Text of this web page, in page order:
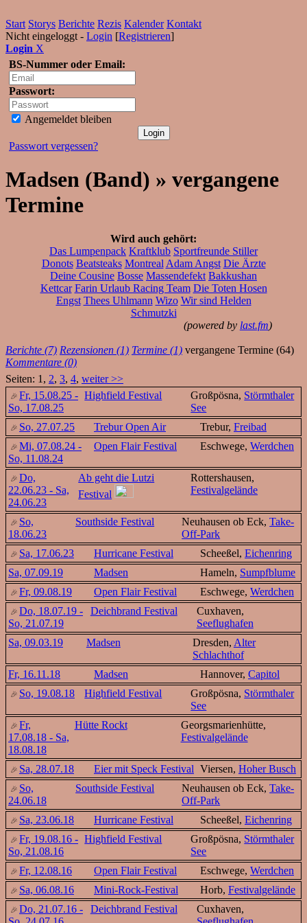
Start Storys Berichte Rezis Kalender Kontakt
Nicht eingeloggt - Login [Registrieren]
Login X
BS-Nummer oder Email:
Passwort:
Angemeldet bleiben
Passwort vergessen?
Madsen (Band) » vergangene
Termine
Wird auch gehört:
Das Lumpenpack Kraftklub Sportfreunde Stiller
Donots Beatsteaks Montreal Adam Angst Die Ärzte
Deine Cousine Bosse Massendefekt Bakkushan
Kettcar Farin Urlaub Racing Team Die Toten Hosen
Engst Thees Uhlmann Wizo Wir sind Helden
Schmutzki
(powered by last.fm)
Berichte (7) Rezensionen (1) Termine (1) vergangene Termine (64)
Kommentare (0)
Seiten: 1, 2, 3, 4, weiter >>
Fr, 15.08.25 -
So, 17.08.25
Highfield Festival Großpösna, Störmthaler
See
So, 27.07.25
Trebur Open Air Trebur, Freibad
Mi, 07.08.24 -
So, 11.08.24
Open Flair Festival Eschwege, Werdchen
Do,
22.06.23 - Sa,
24.06.23
Ab geht die Lutzi
Festival
Rottershausen,
Festivalgelände
So,
18.06.23
Southside Festival Neuhausen ob Eck,Take-
Off-Park
Sa, 17.06.23
Hurricane Festival Scheeßel, Eichenring
Sa, 07.09.19
Madsen Hameln, Sumpfblume
Fr, 09.08.19
Open Flair Festival Eschwege, Werdchen
Do, 18.07.19 -
So, 21.07.19
Deichbrand Festival
Cuxhaven,
Seeflughafen
Sa, 09.03.19
Madsen Dresden, Alter
Schlachthof
Fr, 16.11.18
Madsen Hannover, Capitol
So, 19.08.18
Highfield Festival Großpösna, Störmthaler
See
Fr,
17.08.18 - Sa,
18.08.18
Hütte Rockt
Georgsmarienhütte,
Festivalgelände
Sa, 28.07.18 Eier mit Speck Festival Viersen, Hoher Busch
So,
24.06.18
Southside Festival Neuhausen ob Eck,Take-
Off-Park
Sa, 23.06.18
Hurricane Festival Scheeßel, Eichenring
Fr, 19.08.16 -
So, 21.08.16
Highfield Festival Großpösna, Störmthaler
See
Fr, 12.08.16
Open Flair Festival Eschwege, Werdchen
Sa, 06.08.16
Mini-Rock-Festival Horb, Festivalgelände
Do, 21.07.16 -
Deichbrand Festival
Cuxhaven,